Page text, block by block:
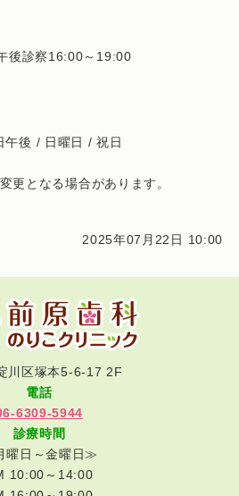
後診察16:00～19:00
後 / 日曜日 / 祝日
更となる場合があります。
2025年07月22日 10:00
川区塚本5-6-17 2F
電話
6309-5944
診療時間
曜日～金曜日≫
10:00～14:00